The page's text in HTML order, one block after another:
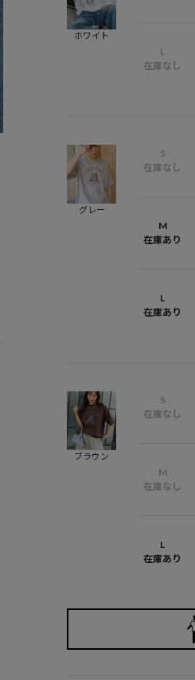
ホワイト
L
在庫なし
グレー
S
在庫なし
M
在庫あり
L
在庫あり
ブラウン
S
在庫なし
M
在庫なし
L
在庫あり